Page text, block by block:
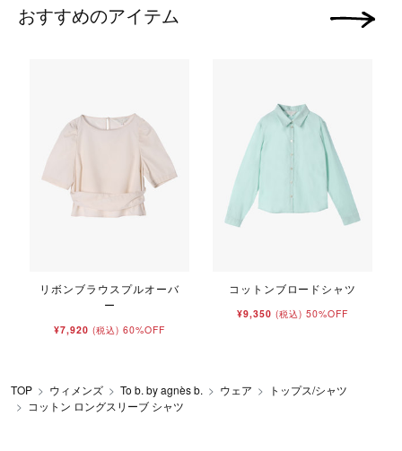
おすすめのアイテム
リボンブラウスプルオーバ
ー
¥7,920 (税込) 60%OFF
コットンブロードシャツ
¥9,350 (税込) 50%OFF
次の画像
TOP ウィメンズ To b. by agnès b. ウェア
トップス/シャツ
コットン ロングスリーブ シャツ